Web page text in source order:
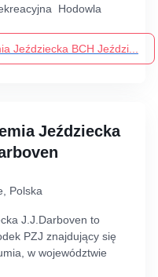
Hodowla
Jeździecka BCH Jeździ...
Jeździecka
Polska
J.J.Darboven to
PZJ znajdujący się
w województwie